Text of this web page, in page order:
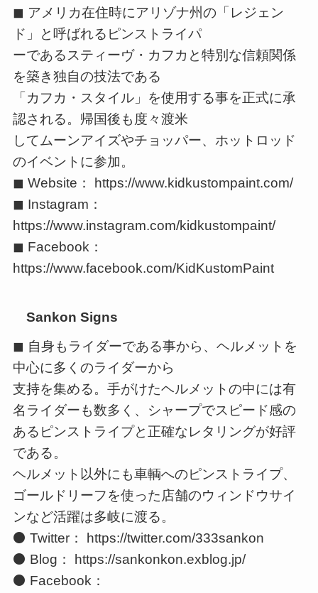
◼ アメリカ在住時にアリゾナ州の「レジェン
ド」と呼ばれるピンストライパ
ーであるスティーヴ・カフカと特別な信頼関係
を築き独自の技法である
「カフカ・スタイル」を使用する事を正式に承
認される。帰国後も度々渡米
してムーンアイズやチョッパー、ホットロッド
のイベントに参加。
◼ Website： https://www.kidkustompaint.com/
◼ Instagram：
https://www.instagram.com/kidkustompaint/
◼ Facebook：
https://www.facebook.com/KidKustomPaint
Sankon Signs
◼ 自身もライダーである事から、ヘルメットを
中心に多くのライダーから
支持を集める。手がけたヘルメットの中には有
名ライダーも数多く、シャープでスピード感の
あるピンストライプと正確なレタリングが好評
である。
ヘルメット以外にも車輌へのピンストライプ、
ゴールドリーフを使った店舗のウィンドウサイ
ンなど活躍は多岐に渡る。
⚫ Twitter： https://twitter.com/333sankon
⚫ Blog： https://sankonkon.exblog.jp/
⚫ Facebook：